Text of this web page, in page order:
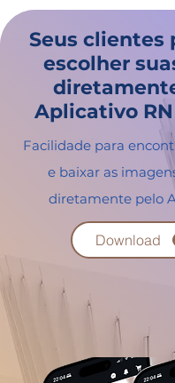
Seus clientes
escolher
Aplicativo
Facilidade para
e baixar as
diretamente pelo
Download